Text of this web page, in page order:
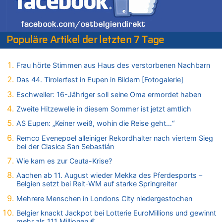
Zweite Hitzewelle in diesem Sommer ist jetzt amtlich
07.08.2026 - 20:11 von Noah Parmentier zu
Zweite Hitzewelle in diesem Sommer ist jetzt amtlich
07.08.2026 - 19:52 von Hugo Egon Bernhard von Sinnen zu
Tempolimit in 30er-Zonen – Untersuchung von Vias
07.08.2026 - 18:31 von Panda46 zu
Mark van Bommel offiziell als neuer Nationalcoach der Roten
Teufel vorgestellt: „Ist mir eine große Ehre“
07.08.2026 - 17:56 von Mungo zu
Zweite Hitzewelle in diesem Sommer ist jetzt amtlich
07.08.2026 - 17:55 von M der Block zu
AS Eupen: „Keiner weiß, wohin die Reise geht…“
07.08.2026 - 16:38 von Joseph Meyer zu
Wasserstand des Rheins in NRW so niedrig wie noch nie
07.08.2026 - 16:29 von Dax zu
In Belgien missachten zwei von drei Autofahrern das
Tempolimit in 30er-Zonen – Untersuchung von Vias
07.08.2026 - 16:01 von Zuhörer zu
Populäre Artikel der letzten 7 Tage
Frau hörte Stimmen aus Haus des verstorbenen Nachbarn
Das 44. Tirolerfest in Eupen in Bildern [Fotogalerie]
Eschweiler: 16-Jähriger soll seine Oma ermordet haben
Zweite Hitzewelle in diesem Sommer ist jetzt amtlich
AS Eupen: „Keiner weiß, wohin die Reise geht…“
Remco Evenepoel alleiniger Rekordhalter nach viertem Sieg
bei der Clasica San Sebastián
Wie kam es zur Ceuta-Krise?
Aachen ab 11. August wieder Mekka des Pferdesports –
Belgien setzt bei Reit-WM auf starke Springreiter
Mehrere Menschen in Londons City niedergestochen
Belgier knackt Jackpot bei Lotterie EuroMillions und gewinnt